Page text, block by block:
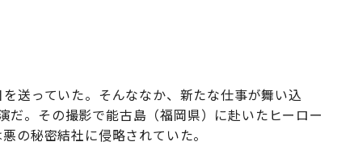
送っていた。そんななか、新たな仕事が舞い込
だ。その撮影で能古島（福岡県）に赴いたヒーロー
の秘密結社に侵略されていた。